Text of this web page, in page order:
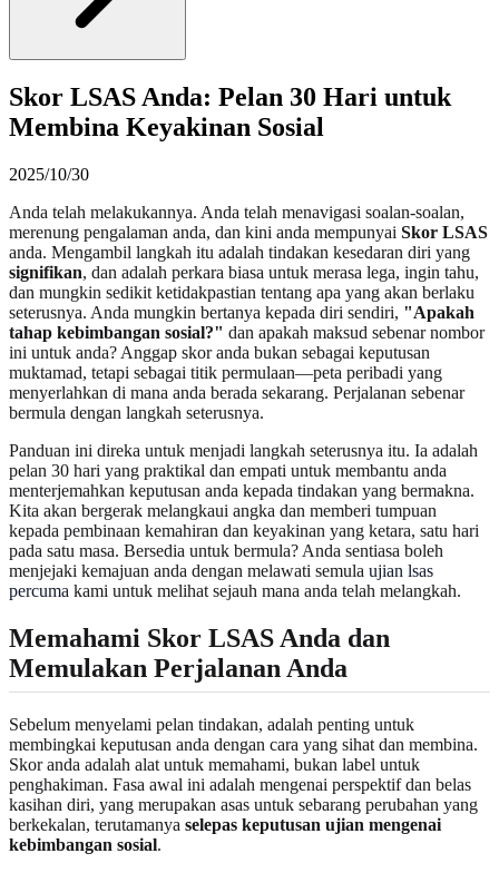
Skor LSAS Anda: Pelan 30 Hari untuk
Membina Keyakinan Sosial
2025/10/30
Anda telah melakukannya. Anda telah menavigasi soalan-soalan,
merenung pengalaman anda, dan kini anda mempunyai Skor LSAS
anda. Mengambil langkah itu adalah tindakan kesedaran diri yang
signifikan, dan adalah perkara biasa untuk merasa lega, ingin tahu,
dan mungkin sedikit ketidakpastian tentang apa yang akan berlaku
seterusnya. Anda mungkin bertanya kepada diri sendiri, "Apakah
tahap kebimbangan sosial?" dan apakah maksud sebenar nombor
ini untuk anda? Anggap skor anda bukan sebagai keputusan
muktamad, tetapi sebagai titik permulaan—peta peribadi yang
menyerlahkan di mana anda berada sekarang. Perjalanan sebenar
bermula dengan langkah seterusnya.
Panduan ini direka untuk menjadi langkah seterusnya itu. Ia adalah
pelan 30 hari yang praktikal dan empati untuk membantu anda
menterjemahkan keputusan anda kepada tindakan yang bermakna.
Kita akan bergerak melangkaui angka dan memberi tumpuan
kepada pembinaan kemahiran dan keyakinan yang ketara, satu hari
pada satu masa. Bersedia untuk bermula? Anda sentiasa boleh
menjejaki kemajuan anda dengan melawati semula ujian lsas
percuma kami untuk melihat sejauh mana anda telah melangkah.
Memahami Skor LSAS Anda dan
Memulakan Perjalanan Anda
Sebelum menyelami pelan tindakan, adalah penting untuk
membingkai keputusan anda dengan cara yang sihat dan membina.
Skor anda adalah alat untuk memahami, bukan label untuk
penghakiman. Fasa awal ini adalah mengenai perspektif dan belas
kasihan diri, yang merupakan asas untuk sebarang perubahan yang
berkekalan, terutamanya selepas keputusan ujian mengenai
kebimbangan sosial.